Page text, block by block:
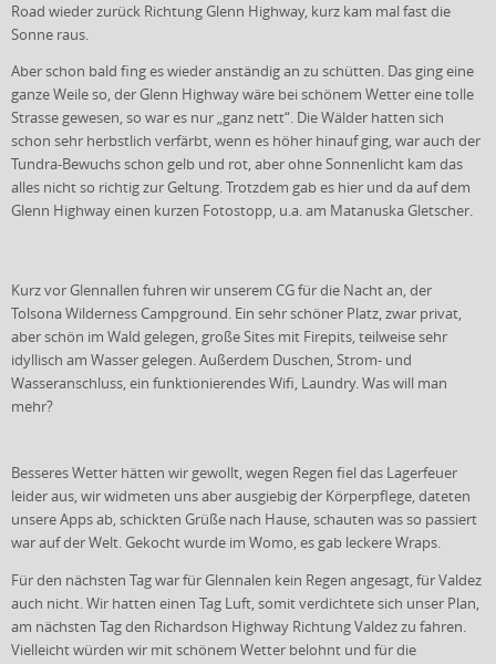
Road wieder zurück Richtung Glenn Highway, kurz kam mal fast die
Sonne raus.
Aber schon bald fing es wieder anständig an zu schütten. Das ging eine
ganze Weile so, der Glenn Highway wäre bei schönem Wetter eine tolle
Strasse gewesen, so war es nur „ganz nett“. Die Wälder hatten sich
schon sehr herbstlich verfärbt, wenn es höher hinauf ging, war auch der
Tundra-Bewuchs schon gelb und rot, aber ohne Sonnenlicht kam das
alles nicht so richtig zur Geltung. Trotzdem gab es hier und da auf dem
Glenn Highway einen kurzen Fotostopp, u.a. am Matanuska Gletscher.
Kurz vor Glennallen fuhren wir unserem CG für die Nacht an, der
Tolsona Wilderness Campground. Ein sehr schöner Platz, zwar privat,
aber schön im Wald gelegen, große Sites mit Firepits, teilweise sehr
idyllisch am Wasser gelegen. Außerdem Duschen, Strom- und
Wasseranschluss, ein funktionierendes Wifi, Laundry. Was will man
mehr?
Besseres Wetter hätten wir gewollt, wegen Regen fiel das Lagerfeuer
leider aus, wir widmeten uns aber ausgiebig der Körperpflege, dateten
unsere Apps ab, schickten Grüße nach Hause, schauten was so passiert
war auf der Welt. Gekocht wurde im Womo, es gab leckere Wraps.
Für den nächsten Tag war für Glennalen kein Regen angesagt, für Valdez
auch nicht. Wir hatten einen Tag Luft, somit verdichtete sich unser Plan,
am nächsten Tag den Richardson Highway Richtung Valdez zu fahren.
Vielleicht würden wir mit schönem Wetter belohnt und für die